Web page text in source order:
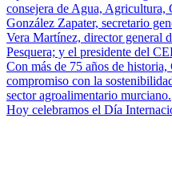
Hoy celebramos el Día